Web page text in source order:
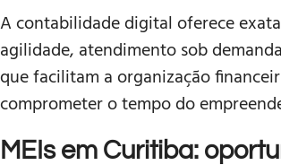
A contabilidade digital oferece
agilidade, atendimento sob
que facilitam a organização
comprometer o tempo do
MEIs em Curitiba: